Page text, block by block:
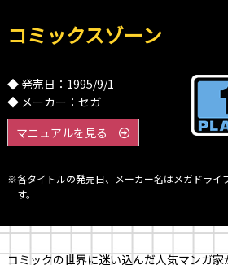
コミックスゾーン
◆ 発売日：1995/9/1
◆ メーカー：セガ
マニュアルを見る
※各タイトルの発売日、メーカー名はメガドライ
す。
コミックの世界に迷い込んだ人気マンガ